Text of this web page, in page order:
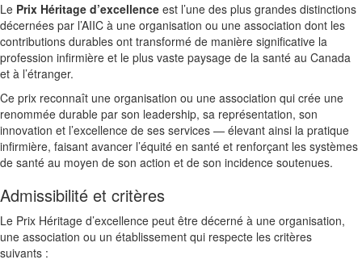
Le Prix Héritage d’excellence est l’une des plus grandes distinctions
décernées par l’AIIC à une organisation ou une association dont les
contributions durables ont transformé de manière significative la
profession infirmière et le plus vaste paysage de la santé au Canada
et à l’étranger.
Ce prix reconnaît une organisation ou une association qui crée une
renommée durable par son leadership, sa représentation, son
innovation et l’excellence de ses services — élevant ainsi la pratique
infirmière, faisant avancer l’équité en santé et renforçant les systèmes
de santé au moyen de son action et de son incidence soutenues.
Admissibilité et critères
Le Prix Héritage d’excellence peut être décerné à une organisation,
une association ou un établissement qui respecte les critères
suivants :